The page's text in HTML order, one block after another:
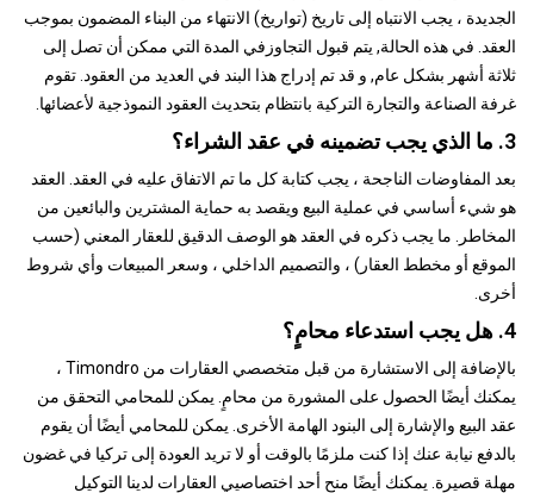
الجديدة ، يجب الانتباه إلى تاريخ (تواريخ) الانتهاء من البناء المضمون بموجب
العقد. في هذه الحالة, يتم قبول التجاوزفي المدة التي ممكن أن تصل إلى
ثلاثة أشهر بشكل عام, و قد تم إدراج هذا البند في العديد من العقود. تقوم
غرفة الصناعة والتجارة التركية بانتظام بتحديث العقود النموذجية لأعضائها.
3. ما الذي يجب تضمينه في عقد الشراء؟
بعد المفاوضات الناجحة ، يجب كتابة كل ما تم الاتفاق عليه في العقد. العقد
هو شيء أساسي في عملية البيع ويقصد به حماية المشترين والبائعين من
المخاطر. ما يجب ذكره في العقد هو الوصف الدقيق للعقار المعني (حسب
الموقع أو مخطط العقار) ، والتصميم الداخلي ، وسعر المبيعات وأي شروط
أخرى.
4. هل يجب استدعاء محامٍ؟
بالإضافة إلى الاستشارة من قبل متخصصي العقارات من Timondro ،
يمكنك أيضًا الحصول على المشورة من محامٍ. يمكن للمحامي التحقق من
عقد البيع والإشارة إلى البنود الهامة الأخرى. يمكن للمحامي أيضًا أن يقوم
بالدفع نيابة عنك إذا كنت ملزمًا بالوقت أو لا تريد العودة إلى تركيا في غضون
مهلة قصيرة. يمكنك أيضًا منح أحد اختصاصيي العقارات لدينا التوكيل